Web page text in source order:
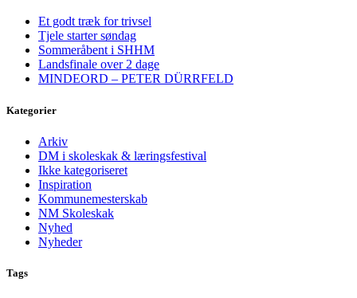
Et godt træk for trivsel
Tjele starter søndag
Sommeråbent i SHHM
Landsfinale over 2 dage
MINDEORD – PETER DÜRRFELD
Kategorier
Arkiv
DM i skoleskak & læringsfestival
Ikke kategoriseret
Inspiration
Kommunemesterskab
NM Skoleskak
Nyhed
Nyheder
Tags